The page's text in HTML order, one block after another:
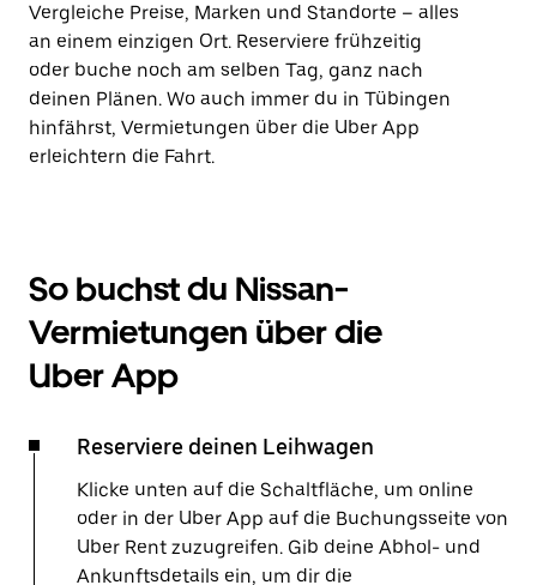
Vergleiche Preise, Marken und Standorte – alles
an einem einzigen Ort. Reserviere frühzeitig
oder buche noch am selben Tag, ganz nach
deinen Plänen. Wo auch immer du in Tübingen
hinfährst, Vermietungen über die Uber App
erleichtern die Fahrt.
So buchst du Nissan-
Vermietungen über die
Uber App
Reserviere deinen Leihwagen
Klicke unten auf die Schaltfläche, um online
oder in der Uber App auf die Buchungsseite von
Uber Rent zuzugreifen. Gib deine Abhol- und
Ankunftsdetails ein, um dir die